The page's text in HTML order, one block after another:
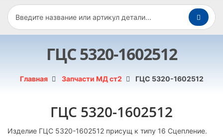
ГЦС 5320-1602512
Главная Запчасти МД ст2 ГЦС 5320-1602512
ГЦС 5320-1602512
Изделие ГЦС 5320-1602512 присущ к типу 16 Сцепление.